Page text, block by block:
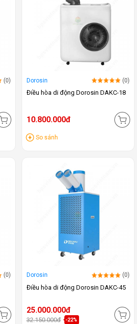
(0) Dorosin (0)
Điều hòa di động Dorosin DAKC-18
10.800.000đ
So sánh
(0) Dorosin (0)
Điều hòa di động Dorosin DAKC-45
25.000.000đ
32.150.000đ -22%